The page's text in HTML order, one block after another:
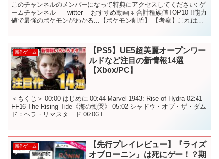
このチャンネルのメンバーになって特典にアクセスしてください: ゲ
ームチャンネル Twitter おすすめ動画↴ 合計種族値TOP10 !!能力
値で最強のポケモンがわかる...【ポケモン剣盾】 【考察】これはヤ
新作ゲーム
【PS5】UE5超美麗オープンワー
ルドなど注目の新情報14選
【Xbox/PC】
＜もくじ＞ 00:00 はじめに 00:44 Marvel 1943: Rise of Hydra 02:41
FF16 The Rising Tide《海の慟哭》 05:02 シャドウ・オブ・ザ・ダム
ド：ヘラ・リマスタード 06:06 I...
新作ゲーム
【先行プレイレビュー】『ライズ
オブローニン』は死にゲー！？期